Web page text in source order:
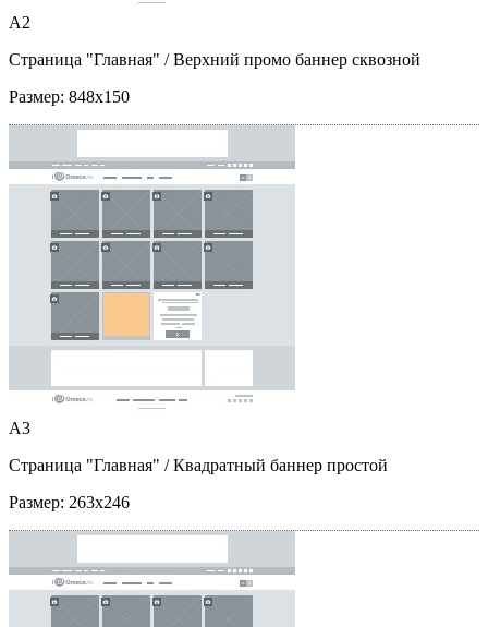
A2
Страница "Главная" / Верхний промо баннер сквозной
Размер: 848x150
A3
Страница "Главная" / Квадратный баннер простой
Размер: 263x246